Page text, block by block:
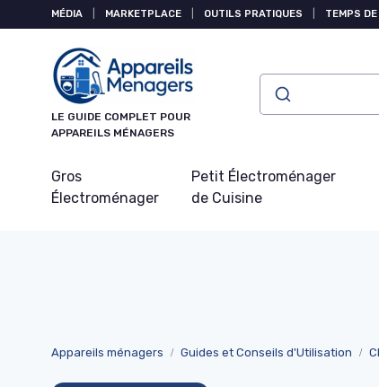
MÉDIA MARKETPLACE OUTILS PRATIQUES TEMPS
LE GUIDE COMPLET POUR
APPAREILS MÉNAGERS
Gros
Électroménager
Petit Électroménager
de Cuisine
Appareils ménagers Guides et Conseils d'Utilisation
Panneau de gestion des cookies